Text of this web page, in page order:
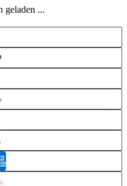
geladen ...